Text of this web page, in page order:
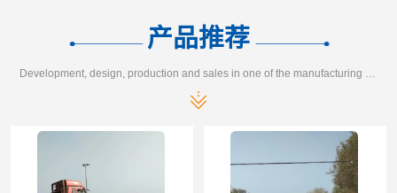
产品推荐